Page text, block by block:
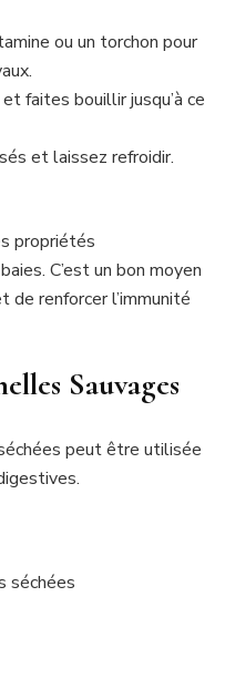
ou un torchon pour
faites bouillir jusqu’à ce
et laissez refroidir.
propriétés
C’est un bon moyen
de renforcer l’immunité
Sauvages
peut être utilisée
séchées